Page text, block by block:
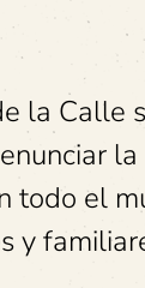
la Calle
todo el
y